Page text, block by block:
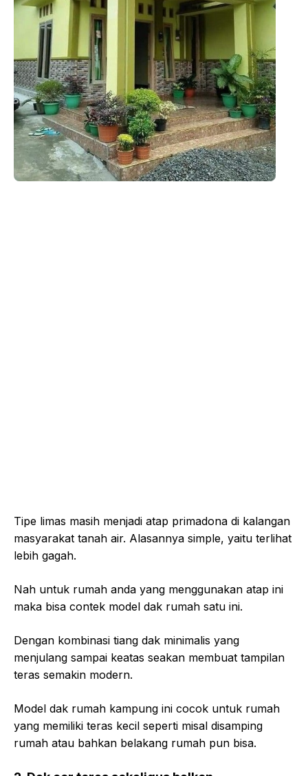
Tipe limas masih menjadi atap primadona di kalangan
masyarakat tanah air. Alasannya simple, yaitu terlihat
lebih gagah.
Nah untuk rumah anda yang menggunakan atap ini
maka bisa contek model dak rumah satu ini.
Dengan kombinasi tiang dak minimalis yang
menjulang sampai keatas seakan membuat tampilan
teras semakin modern.
Model dak rumah kampung ini cocok untuk rumah
yang memiliki teras kecil seperti misal disamping
rumah atau bahkan belakang rumah pun bisa.